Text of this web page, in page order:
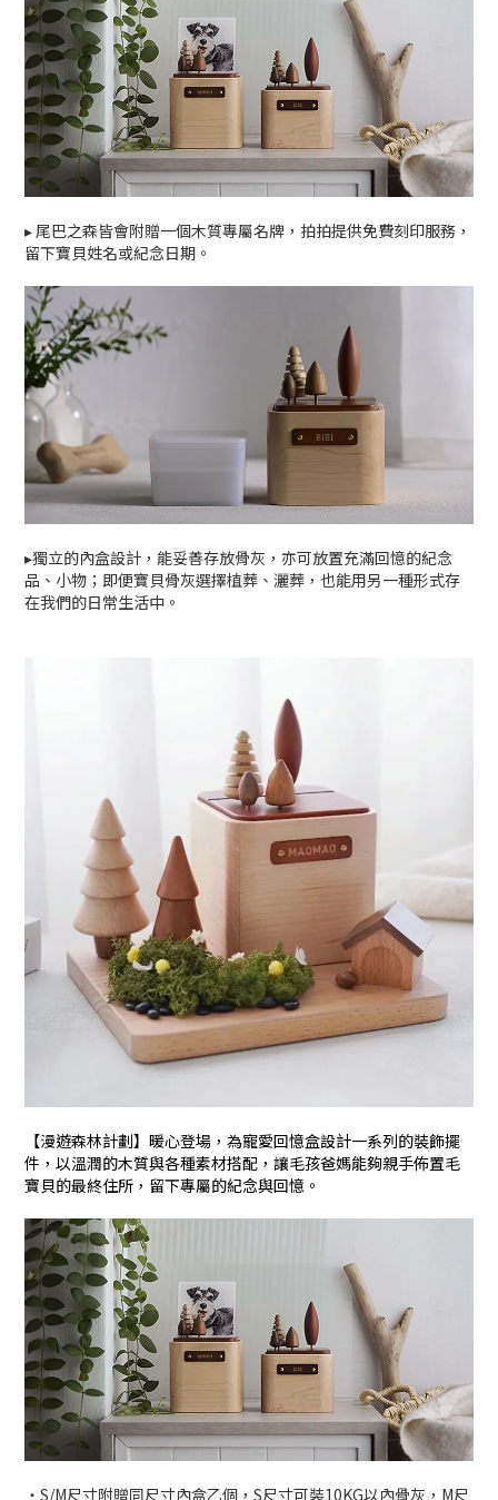
▸尾巴之森皆會附贈一個木質專屬名牌，拍拍提供免費刻印服務，
留下寶貝姓名或紀念日期。
▸獨立的內盒設計，能妥善存放骨灰，亦可放置充滿回憶的紀念
品、小物；即便寶貝骨灰選擇植葬、灑葬，也能用另一種形式存
在我們的日常生活中。
【漫遊森林計劃】暖心登場，為寵愛回憶盒設計一系列的裝飾擺
件，以溫潤的木質與各種素材搭配，讓毛孩爸媽能夠親手佈置毛
寶貝的最終住所，留下專屬的紀念與回憶。
・S/M尺寸附贈同尺寸內盒乙個，S尺寸可裝10KG以內骨灰，M尺